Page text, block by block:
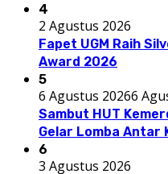
4
2 Agustus 2026
Fapet UGM Raih
Award 2026
5
6 Agustus 20266
Sambut HUT
Gelar Lomba Antar
6
3 Agustus 2026